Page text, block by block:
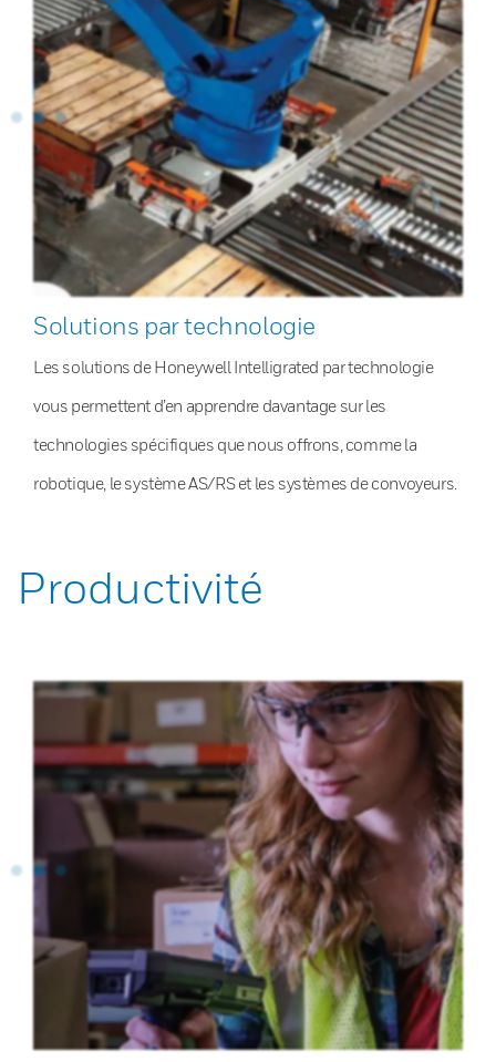
Solutions par technologie
Les solutions de Honeywell Intelligrated par technologie
vous permettent d’en apprendre davantage sur les
technologies spécifiques que nous offrons, comme la
robotique, le système AS/RS et les systèmes de convoyeurs.
Productivité